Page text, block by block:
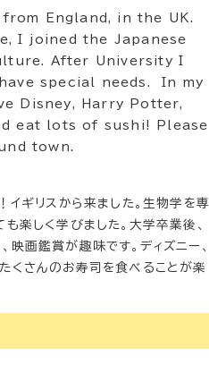
England, in the UK.
I joined the Japanese
After University I
special needs. In my
Disney, Harry Potter,
eat lots of sushi! Please
town.
イギリスから来ました。生物学を専
楽しく学びました。大学卒業後、
画鑑賞が趣味です。ディズニー、
くさんのお寿司を食べることが楽